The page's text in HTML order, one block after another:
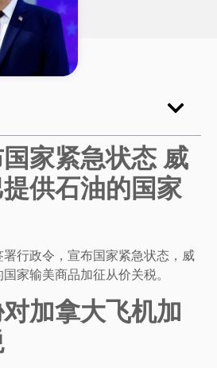
家紧急状态威
供石油的国家
行政令，宣布国家紧急状态，威
家输美商品加征从价关税。
加拿大飞机加